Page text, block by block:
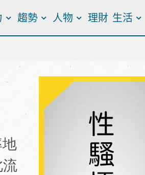
趨勢 人物 理財 生活
全站搜